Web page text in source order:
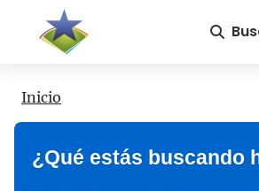
Inicio
¿Qué estás buscando